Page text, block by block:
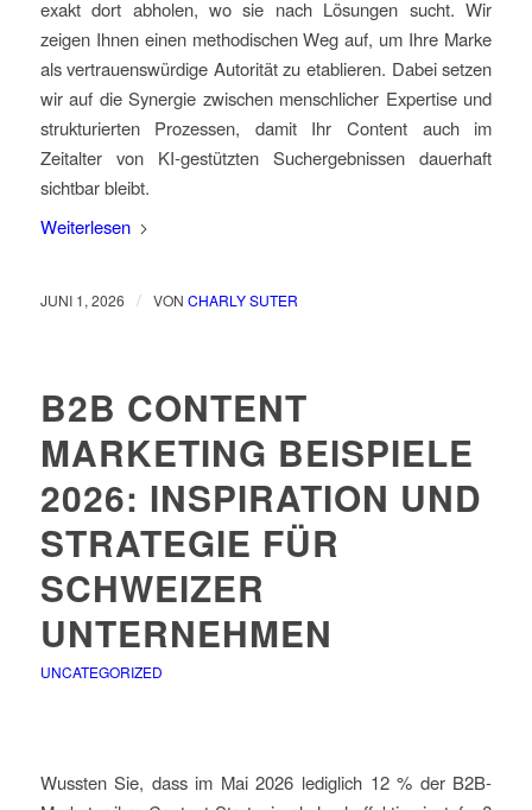
exakt dort abholen, wo sie nach Lösungen sucht. Wir
zeigen Ihnen einen methodischen Weg auf, um Ihre Marke
als vertrauenswürdige Autorität zu etablieren. Dabei setzen
wir auf die Synergie zwischen menschlicher Expertise und
strukturierten Prozessen, damit Ihr Content auch im
Zeitalter von KI-gestützten Suchergebnissen dauerhaft
sichtbar bleibt.
Weiterlesen
JUNI 1, 2026 / VON CHARLY SUTER
B2B CONTENT
MARKETING BEISPIELE
2026: INSPIRATION UND
STRATEGIE FÜR
SCHWEIZER
UNTERNEHMEN
UNCATEGORIZED
Wussten Sie, dass im Mai 2026 lediglich 12 % der B2B-